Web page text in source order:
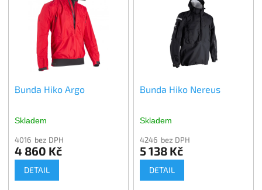
Bunda Hiko Argo
Skladem
4016 bez DPH
4 860 Kč
DETAIL
Bunda Hiko Nereus
Skladem
4246 bez DPH
5 138 Kč
DETAIL